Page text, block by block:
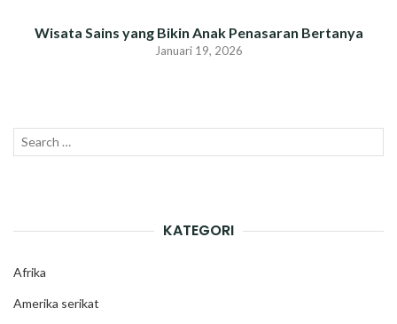
Wisata Sains yang Bikin Anak Penasaran Bertanya
Januari 19, 2026
Search
KATEGORI
Afrika
Amerika serikat